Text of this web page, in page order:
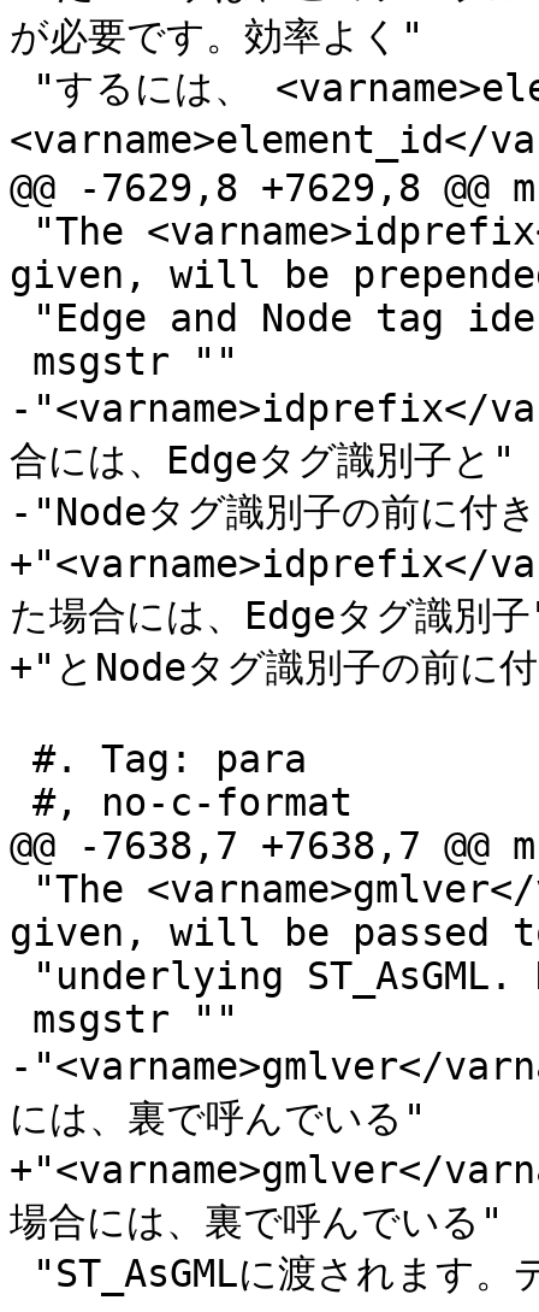
が必要です。効率よく"
<varname>element_id</
@@ -7629,8 +7629,8 @@
given, will be
-"<varname>idprefix</
合には、Edgeタグ識別子と"
-"Nodeタグ識別子の前に付
+"<varname>idprefix</
た場合には、Edgeタグ識別
+"とNodeタグ識別子の前に
@@ -7638,7 +7638,7 @@
given, will be passed
-"<varname>gmlver</
には、裏で呼んでいる"
+"<varname>gmlver</
場合には、裏で呼んでいる"